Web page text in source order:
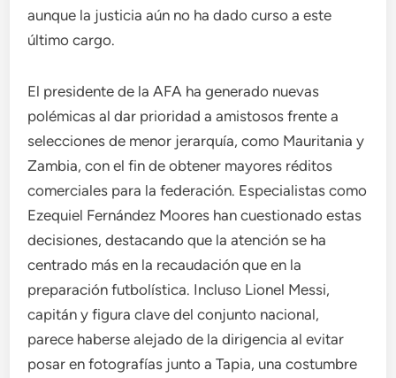
aunque la justicia aún no ha dado curso a este
último cargo.
El presidente de la AFA ha generado nuevas
polémicas al dar prioridad a amistosos frente a
selecciones de menor jerarquía, como Mauritania y
Zambia, con el fin de obtener mayores réditos
comerciales para la federación. Especialistas como
Ezequiel Fernández Moores han cuestionado estas
decisiones, destacando que la atención se ha
centrado más en la recaudación que en la
preparación futbolística. Incluso Lionel Messi,
capitán y figura clave del conjunto nacional,
parece haberse alejado de la dirigencia al evitar
posar en fotografías junto a Tapia, una costumbre